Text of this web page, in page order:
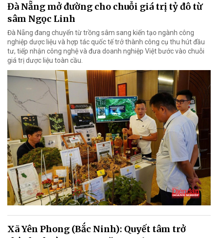
Đà Nẵng mở đường cho chuỗi giá trị tỷ đô từ
sâm Ngọc Linh
Đà Nẵng đang chuyển từ trồng sâm sang kiến tạo ngành công
nghiệp dược liệu và hợp tác quốc tế trở thành công cụ thu hút đầu
tư, tiếp nhận công nghệ và đưa doanh nghiệp Việt bước vào chuỗi
giá trị dược liệu toàn cầu.
Xã Yên Phong (Bắc Ninh): Quyết tâm trở